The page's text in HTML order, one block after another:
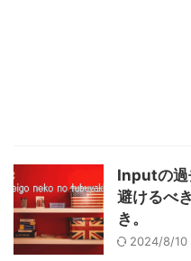
Inputの
避けるべ
き。
2024/8/10